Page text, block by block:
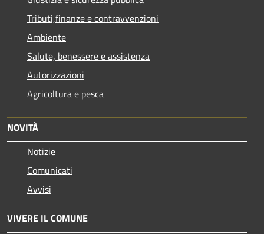
Tributi,finanze e contravvenzioni
Ambiente
Salute, benessere e assistenza
Autorizzazioni
Agricoltura e pesca
NOVITÀ
Notizie
Comunicati
Avvisi
VIVERE IL COMUNE